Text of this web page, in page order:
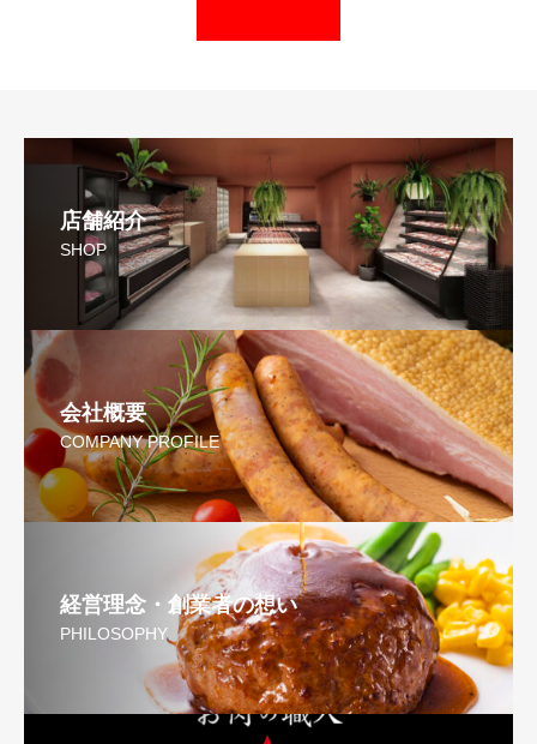
店舗紹介
SHOP
会社概要
COMPANY PROFILE
経営理念・創業者の想い
PHILOSOPHY